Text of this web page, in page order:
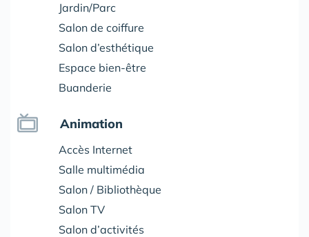
Jardin/Parc
Salon de coiffure
Salon d’esthétique
Espace bien-être
Buanderie
Animation
Accès Internet
Salle multimédia
Salon / Bibliothèque
Salon TV
Salon d’activités